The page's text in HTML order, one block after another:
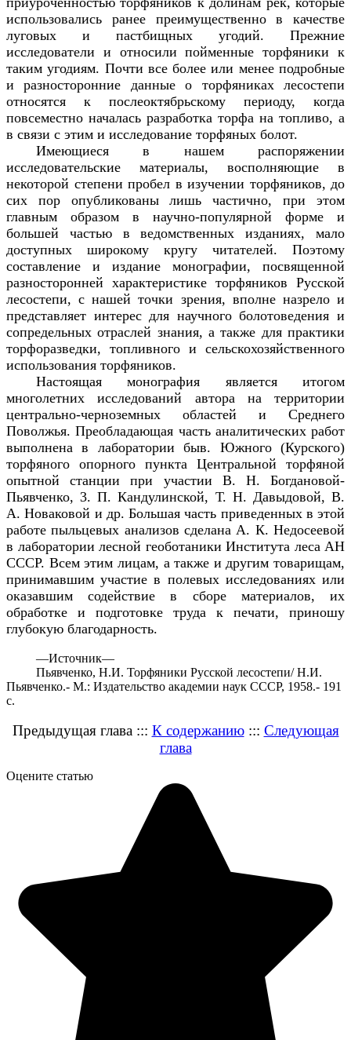
использовались ранее преимущественно в качестве
луговых и пастбищных угодий. Прежние
исследователи и относили пойменные торфяники к
таким угодиям. Почти все более или менее подробные
и разносторонние данные о торфяниках лесостепи
относятся к послеоктябрьскому периоду, когда
повсеместно началась разработка торфа на топливо, а
в связи с этим и исследование торфяных болот.
Имеющиеся в нашем распоряжении
исследовательские материалы, восполняющие в
некоторой степени пробел в изучении торфяников, до
сих пор опубликованы лишь частично, при этом
главным образом в научно-популярной форме и
большей частью в ведомственных изданиях, мало
доступных широкому кругу читателей. Поэтому
составление и издание монографии, посвященной
разносторонней характеристике торфяников Русской
лесостепи, с нашей точки зрения, вполне назрело и
представляет интерес для научного болотоведения и
сопредельных отраслей знания, а также для практики
торфоразведки, топливного и сельскохозяйственного
использования торфяников.
Настоящая монография является итогом
многолетних исследований автора на территории
центрально-черноземных областей и Среднего
Поволжья. Преобладающая часть аналитических работ
выполнена в лаборатории быв. Южного (Курского)
торфяного опорного пункта Центральной торфяной
опытной станции при участии В. Н. Богдановой-
Пьявченко, 3. П. Кандулинской, Т. Н. Давыдовой, В.
А. Новаковой и др. Большая часть приведенных в этой
работе пыльцевых анализов сделана А. К. Недосеевой
в лаборатории лесной геоботаники Института леса АН
СССР. Всем этим лицам, а также и другим товарищам,
принимавшим участие в полевых исследованиях или
оказавшим содействие в сборе материалов, их
обработке и подготовке труда к печати, приношу
глубокую благодарность.
—Источник—
Пьявченко, Н.И. Торфяники Русской лесостепи/ Н.И.
Пьявченко.- М.: Издательство академии наук СССР, 1958.- 191
с.
Предыдущая глава ::: К содержанию::: Следующая
глава
Оцените статью